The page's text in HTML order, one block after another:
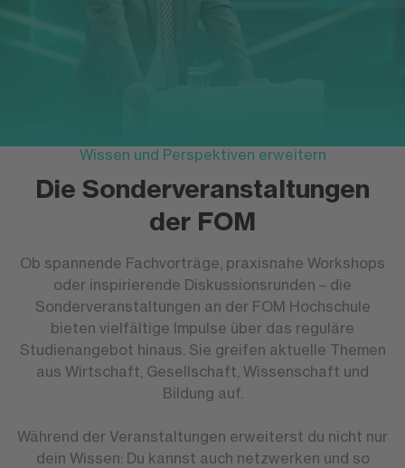
Wissen und Perspektiven erweitern
Die Sonderveranstaltungen
der FOM
Ob spannende Fachvorträge, praxisnahe Workshops
oder inspirierende Diskussionsrunden – die
Sonderveranstaltungen an der FOM Hochschule
bieten vielfältige Impulse über das reguläre
Studienangebot hinaus. Sie greifen aktuelle Themen
aus Wirtschaft, Gesellschaft, Wissenschaft und
Bildung auf.
Während der Veranstaltungen erweiterst du nicht nur
dein Wissen: Du kannst auch netzwerken und so